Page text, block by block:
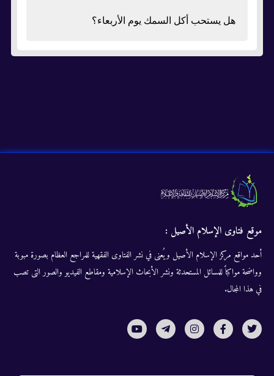
هل يستحب أكل السمك يوم الأربعاء؟
موقع فتاوى الإسلام الأصيل :
أحد مواقع مركز الإسلام الأصيل ويُعنى في نشر الفتاوى الفقهية للمراجع العظام بصورة مبوبة
وواضحة مواكباً للمسائل المستحدثة ونشر الأبحاث الإسلامية ومقاطع الفيديو والصور التى تصب
في هذا المجال.